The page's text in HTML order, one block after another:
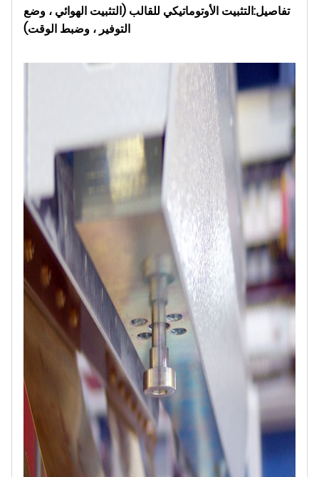
تفاصيل:التثبيت الأوتوماتيكي للقالب (التثبيت الهوائي ، وضع
التوفير ، وضبط الوقت)